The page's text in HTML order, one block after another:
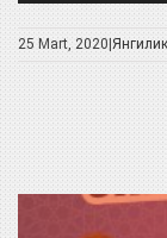
25 Mart, 2020|